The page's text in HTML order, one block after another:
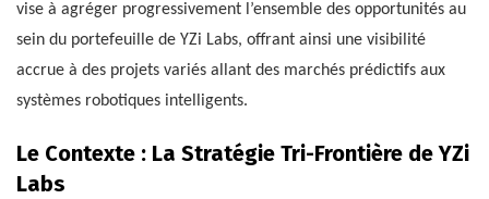
vise à agréger progressivement l’ensemble des opportunités au
sein du portefeuille de YZi Labs, offrant ainsi une visibilité
accrue à des projets variés allant des marchés prédictifs aux
systèmes robotiques intelligents.
Le Contexte : La Stratégie Tri-Frontière de YZi
Labs